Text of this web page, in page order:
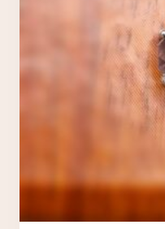
Nécessaires TOUJOURS
Ces cookies sont